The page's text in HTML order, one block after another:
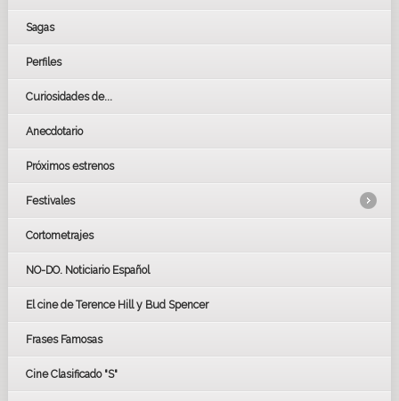
Sagas
Perfiles
Curiosidades de...
Anecdotario
Próximos estrenos
Festivales
LOS OSCARS
GOYAS
BAFTA
Cortometrajes
NO-DO. Noticiario Español
El cine de Terence Hill y Bud Spencer
Frases Famosas
Cine Clasificado "S"